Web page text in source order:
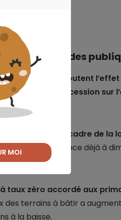
des aides
du secteur redoutent l’effet
d’aide à l’accession sur
dans le cadre de la
L’offre commence déjà à
au Mans.
taux zéro accordé aux
des terrains à bâtir a
à la baisse.
MOI